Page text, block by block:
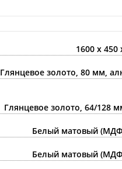
1600 х
Глянцевое золото, 80 мм,
Глянцевое золото, 64/128
Белый матовый
Белый матовый